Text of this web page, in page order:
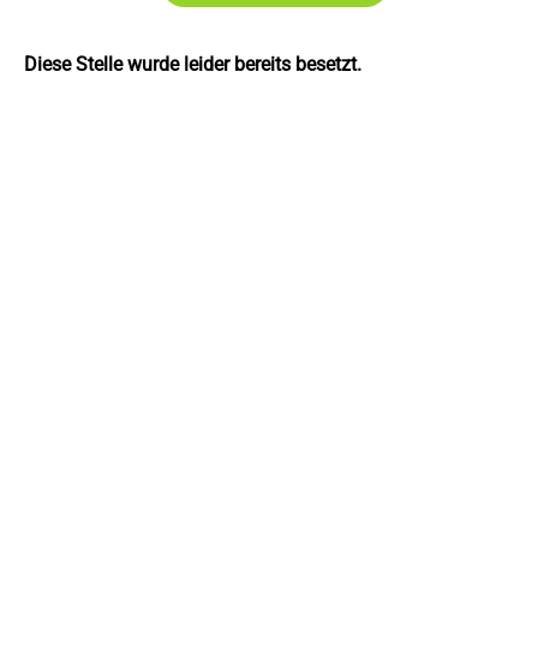
Diese Stelle wurde leider bereits besetzt.